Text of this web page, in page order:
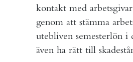
kontakt med
genom att stämma
utebliven semesterlön i
även ha rätt till